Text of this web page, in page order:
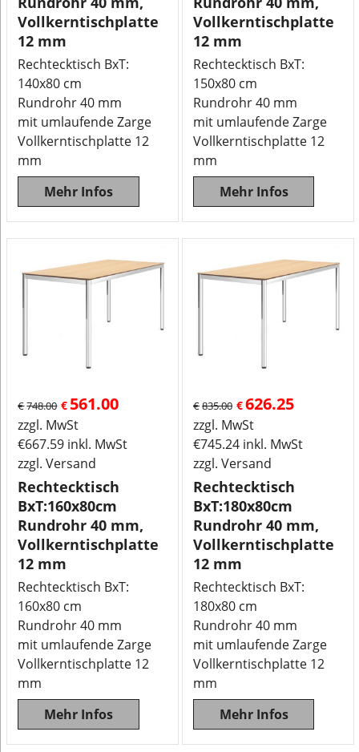
Vollkerntischplatte
12 mm
Rechtecktisch BxT:
140x80 cm
Rundrohr 40 mm
mit umlaufende Zarge
Vollkerntischplatte 12
mm
Mehr Infos
Vollkerntischplatte
12 mm
Rechtecktisch BxT:
150x80 cm
Rundrohr 40 mm
mit umlaufende Zarge
Vollkerntischplatte 12
mm
Mehr Infos
€748.00 € 561.00
zzgl. MwSt
€667.59 inkl. MwSt
zzgl. Versand
Rechtecktisch
BxT:160x80cm
Rundrohr 40 mm,
Vollkerntischplatte
12 mm
Rechtecktisch BxT:
160x80 cm
Rundrohr 40 mm
mit umlaufende Zarge
Vollkerntischplatte 12
mm
Mehr Infos
€835.00 €626.25
zzgl. MwSt
€745.24 inkl. MwSt
zzgl. Versand
Rechtecktisch
BxT:180x80cm
Rundrohr 40 mm,
Vollkerntischplatte
12 mm
Rechtecktisch BxT:
180x80 cm
Rundrohr 40 mm
mit umlaufende Zarge
Vollkerntischplatte 12
mm
Mehr Infos